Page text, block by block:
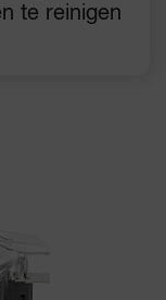
te reinigen